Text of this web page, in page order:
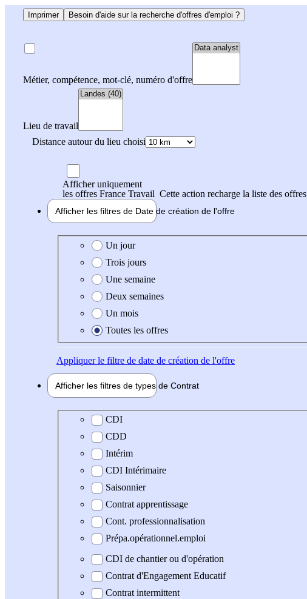
Imprimer Besoin d'aide sur la recherche d'offres d'emploi ?
Métier, compétence, mot-clé, numéro d'offre
Lieu de travail
Distance autour du lieu choisi
Afficher uniquement
les offres France Travail Cette action recharge la liste des offres
Afficher les filtres de Date de création de l'offre
Date de création de l'offre
Un jour
Trois jours
Une semaine
Deux semaines
Un mois
Toutes les offres
Appliquerle filtre de date de création de l'offre
Afficher les filtres de types de Contrat
Type de contrat
CDI
CDD
Intérim
CDI Intérimaire
Saisonnier
Contrat apprentissage
Cont. professionnalisation
Prépa.opérationnel.emploi
CDI de chantier ou d'opération
Contrat d'Engagement Educatif
Contrat intermittent